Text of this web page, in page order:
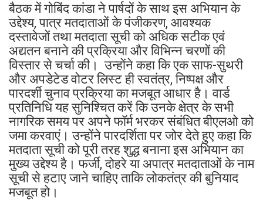
बैठक में गोबिंद कांडा ने पार्षदों के साथ इस अभियान के
उद्देश्य, पात्र मतदाताओं के पंजीकरण, आवश्यक
दस्तावेजों तथा मतदाता सूची को अधिक सटीक एवं
अद्यतन बनाने की प्रक्रिया और विभिन्न चरणों की
विस्तार से चर्चा की। उन्होंने कहा कि एक साफ-सुथरी
और अपडेटेड वोटर लिस्ट ही स्वतंत्र, निष्पक्ष और
पारदर्शी चुनाव प्रक्रिया का मजबूत आधार है। वार्ड
प्रतिनिधि यह सुनिश्चित करें कि उनके क्षेत्र के सभी
नागरिक समय पर अपने फॉर्म भरकर संबंधित बीएलओ को
जमा करवाएं। उन्होंने पारदर्शिता पर जोर देते हुए कहा कि
मतदाता सूची को पूरी तरह शुद्ध बनाना इस अभियान का
मुख्य उद्देश्य है। फर्जी, दोहरे या अपात्र मतदाताओं के नाम
सूची से हटाए जाने चाहिए ताकि लोकतंत्र की बुनियाद
मजबूत हो।